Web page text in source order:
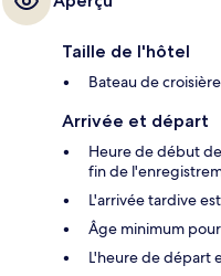
Taille de l'hôtel
Bateau de
Arrivée et départ
Heure de début
fin de
L'arrivée tardive
Âge minimum
L'heure de départ